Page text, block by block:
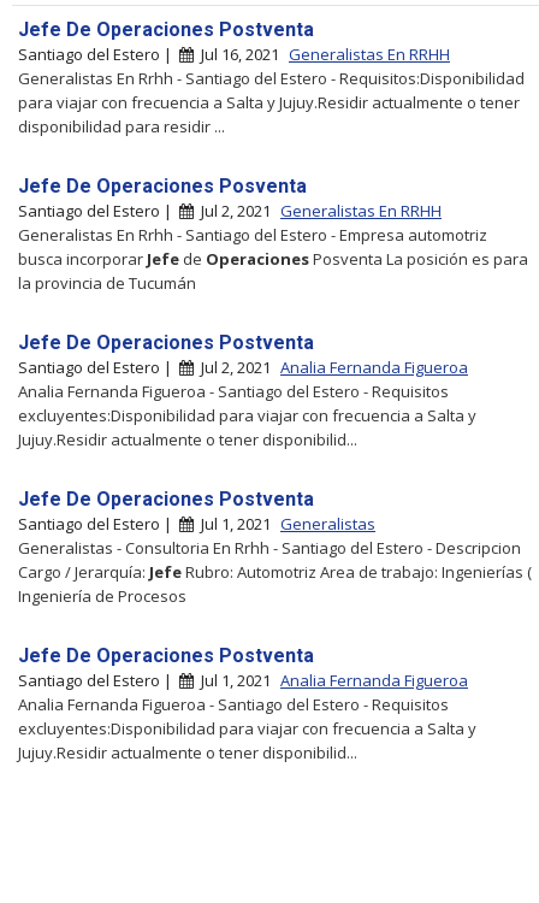
Jefe De Operaciones Postventa
Santiago del Estero | Jul 16, 2021 Generalistas En RRHH
Generalistas En Rrhh - Santiago del Estero - Requisitos:Disponibilidad
para viajar con frecuencia a Salta y Jujuy.Residir actualmente o tener
disponibilidad para residir ...
Jefe De Operaciones Posventa
Santiago del Estero | Jul 2, 2021 Generalistas En RRHH
Generalistas En Rrhh - Santiago del Estero - Empresa automotriz
busca incorporar Jefe de OperacionesPosventa La posición es para
la provincia de Tucumán
Jefe De Operaciones Postventa
Santiago del Estero | Jul 2, 2021 Analia Fernanda Figueroa
Analia Fernanda Figueroa - Santiago del Estero - Requisitos
excluyentes:Disponibilidad para viajar con frecuencia a Salta y
Jujuy.Residir actualmente o tener disponibilid...
Jefe De Operaciones Postventa
Santiago del Estero | Jul 1, 2021 Generalistas
Generalistas - Consultoria En Rrhh - Santiago del Estero - Descripcion
Cargo / Jerarquía: JefeRubro: Automotriz Area de trabajo: Ingenierías (
Ingeniería de Procesos
Jefe De Operaciones Postventa
Santiago del Estero | Jul 1, 2021 Analia Fernanda Figueroa
Analia Fernanda Figueroa - Santiago del Estero - Requisitos
excluyentes:Disponibilidad para viajar con frecuencia a Salta y
Jujuy.Residir actualmente o tener disponibilid...